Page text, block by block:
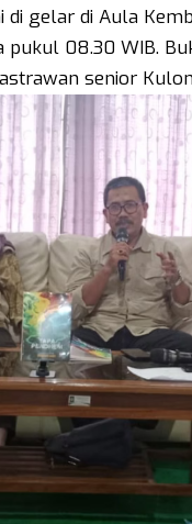
di gelar di Aula
pukul 08.30 WIB.
senior